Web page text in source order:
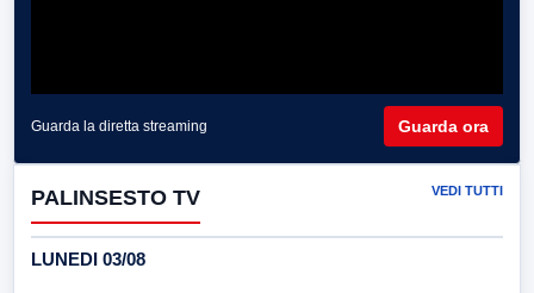
Guarda la diretta streaming Guarda ora
PALINSESTO TV VEDI TUTTI
LUNEDI 03/08